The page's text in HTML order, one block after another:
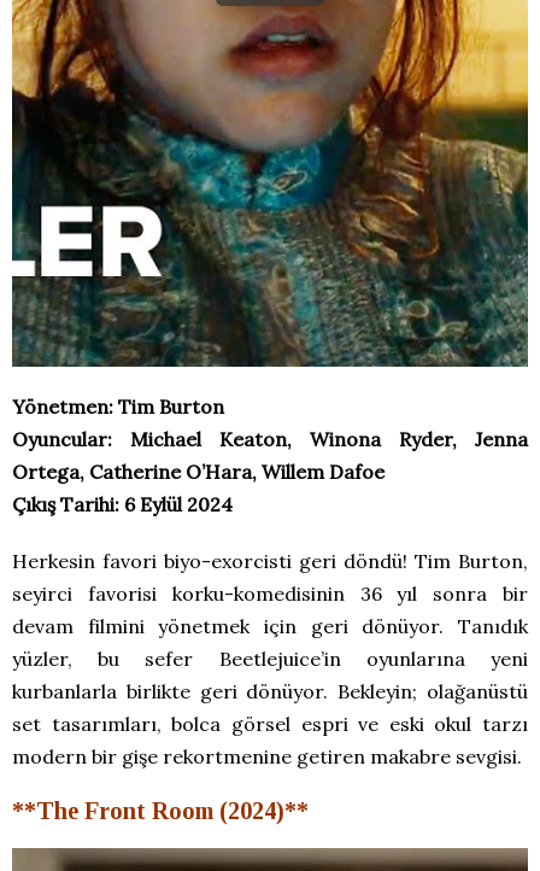
Yönetmen: Tim Burton
Oyuncular: Michael Keaton, Winona Ryder, Jenna
Ortega, Catherine O’Hara, Willem Dafoe
Çıkış Tarihi: 6 Eylül 2024
Herkesin favori biyo-exorcisti geri döndü! Tim Burton,
seyirci favorisi korku-komedisinin 36 yıl sonra bir
devam filmini yönetmek için geri dönüyor. Tanıdık
yüzler, bu sefer Beetlejuice’in oyunlarına yeni
kurbanlarla birlikte geri dönüyor. Bekleyin; olağanüstü
set tasarımları, bolca görsel espri ve eski okul tarzı
modern bir gişe rekortmenine getiren makabre sevgisi.
**The Front Room (2024)**